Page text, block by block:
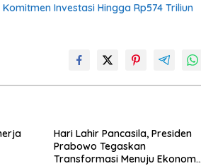
Investasi Hingga Rp574 Triliun
Hari Lahir Pancasila, Presiden
Prabowo Tegaskan
Transformasi Menuju Ekonomi